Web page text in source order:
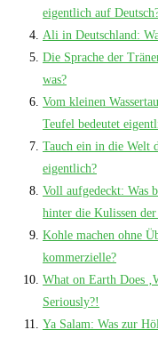
eigentlich auf
Ali in Deutschland:
Die Sprache der
was?
Vom kleinen
Teufel bedeutet
Tauch ein in die Welt
eigentlich?
Voll aufgedeckt: Was
hinter die Kulissen der
Kohle machen ohne
kommerzielle?
What on Earth Does
Seriously?!
Ya Salam: Was zur